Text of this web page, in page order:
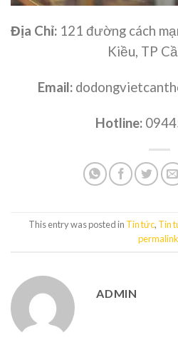
Địa Chỉ: 121 đường cách
Kiều, TP
Email:
Hotline:
This entry was posted in Tin tức, Tin
permalink
ADMIN